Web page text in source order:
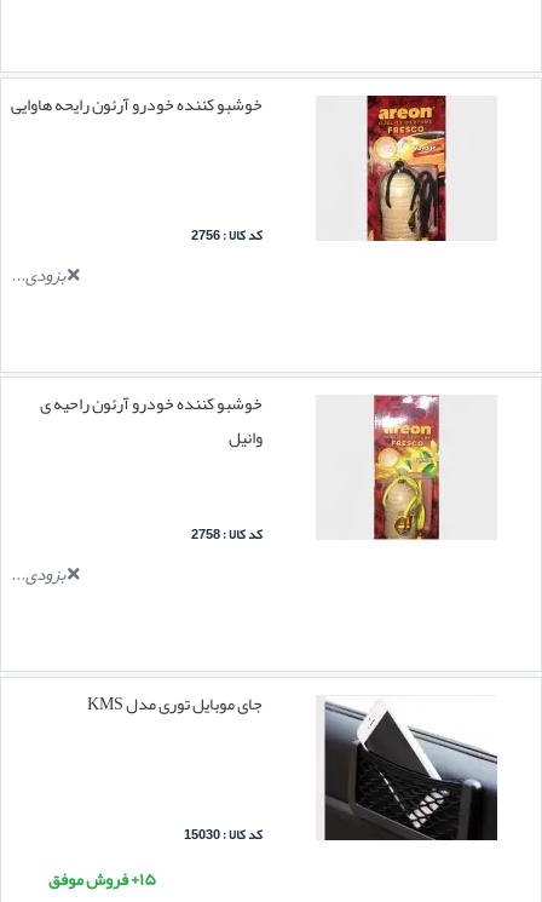
خوشبو کننده خودرو آرئون رایحه هاوایی
کد کالا : 2756
بزودی...
خوشبو کننده خودرو آرئون راحیه ی
وانیل
کد کالا : 2758
بزودی...
جای موبایل توری مدل KMS
کد کالا : 15030
۱۵+ فروش موفق